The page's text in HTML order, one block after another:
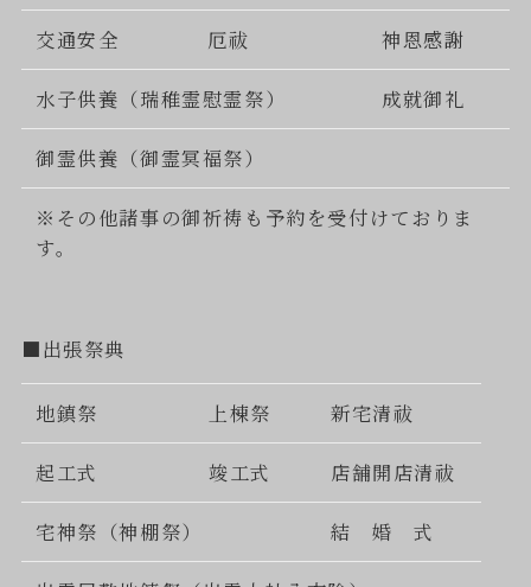
交通安全 厄祓 神恩感謝
水子供養（瑞稚霊慰霊祭） 成就御礼
御霊供養（御霊冥福祭）
※その他諸事の御祈祷も予約を受付けておりま
す。
■出張祭典
地鎮祭 上棟祭 新宅清祓
起工式 竣工式 店舗開店清祓
宅神祭（神棚祭） 結 婚 式